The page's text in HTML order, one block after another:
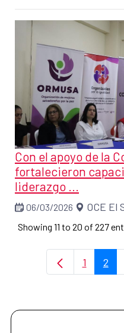
Con el apoyo de la
fortalecieron
liderazgo ...
06/03/2026 OCE El
Showing 11 to 20 of 227
Page
1 2